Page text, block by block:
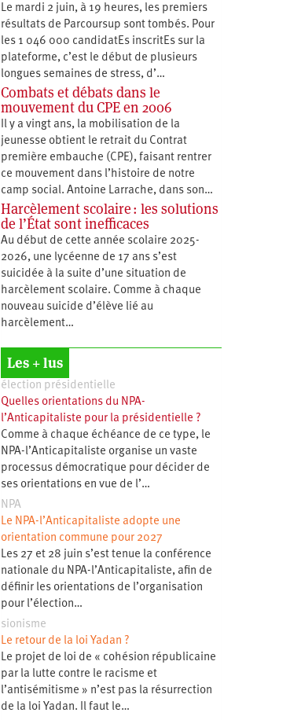
Le mardi 2 juin, à 19 heures, les premiers
résultats de Parcoursup sont tombés. Pour
les 1 046 000 candidatEs inscritEs sur la
plateforme, c’est le début de plusieurs
longues semaines de stress, d’…
Combats et débats dans le
mouvement du CPE en 2006
Il y a vingt ans, la mobilisation de la
jeunesse obtient le retrait du Contrat
première embauche (CPE), faisant rentrer
ce mouvement dans l’histoire de notre
camp social. Antoine Larrache, dans son…
Harcèlement scolaire : les solutions
de l’État sont inefficaces
Au début de cette année scolaire 2025-
2026, une lycéenne de 17 ans s’est
suicidée à la suite d’une situation de
harcèlement scolaire. Comme à chaque
nouveau suicide d’élève lié au
harcèlement…
Les + lus
élection présidentielle
Quelles orientations du NPA-
l’Anticapitaliste pour la présidentielle ?
Comme à chaque échéance de ce type, le
NPA-l’Anticapitaliste organise un vaste
processus démocratique pour décider de
ses orientations en vue de l’…
NPA
Le NPA-l’Anticapitaliste adopte une
orientation commune pour 2027
Les 27 et 28 juin s’est tenue la conférence
nationale du NPA-l’Anticapitaliste, afin de
définir les orientations de l’organisation
pour l’élection…
sionisme
Le retour de la loi Yadan ?
Le projet de loi de « cohésion républicaine
par la lutte contre le racisme et
l’antisémitisme » n’est pas la résurrection
de la loi Yadan. Il faut le…